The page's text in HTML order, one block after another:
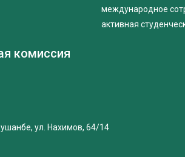
международное
активная
комиссия
ул. Нахимов, 64/14